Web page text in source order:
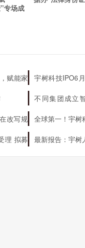
专场成
赋能家
宇树科技IPO6
不同集团成立
改写规
全球第一！宇树
理 拟募
最新报告：宇树